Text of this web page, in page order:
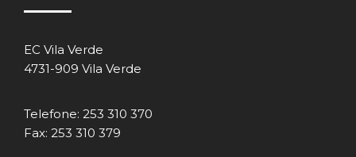
EC Vila Verde
4731-909 Vila Verde
Telefone: 253 310 370
Fax: 253 310 379